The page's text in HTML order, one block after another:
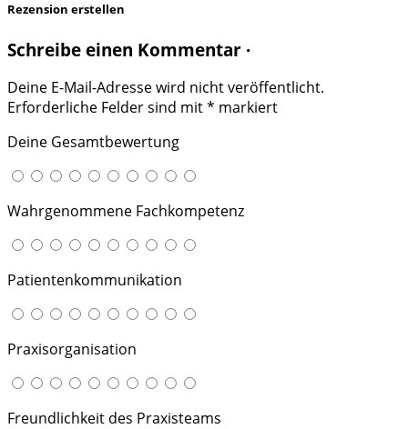
Rezension erstellen
Schreibe einen Kommentar ·
Deine E-Mail-Adresse wird nicht veröffentlicht.
Erforderliche Felder sind mit* markiert
Deine Gesamtbewertung
Wahrgenommene Fachkompetenz
Patientenkommunikation
Praxisorganisation
Freundlichkeit des Praxisteams